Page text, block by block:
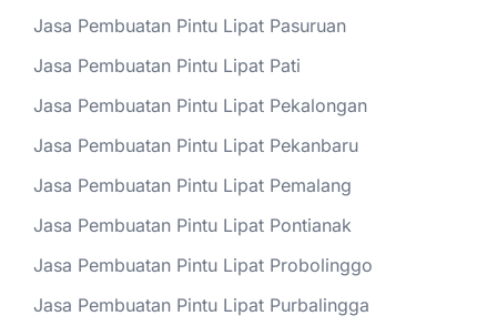
Jasa Pembuatan Pintu Lipat Pasuruan
Jasa Pembuatan Pintu Lipat Pati
Jasa Pembuatan Pintu Lipat Pekalongan
Jasa Pembuatan Pintu Lipat Pekanbaru
Jasa Pembuatan Pintu Lipat Pemalang
Jasa Pembuatan Pintu Lipat Pontianak
Jasa Pembuatan Pintu Lipat Probolinggo
Jasa Pembuatan Pintu Lipat Purbalingga